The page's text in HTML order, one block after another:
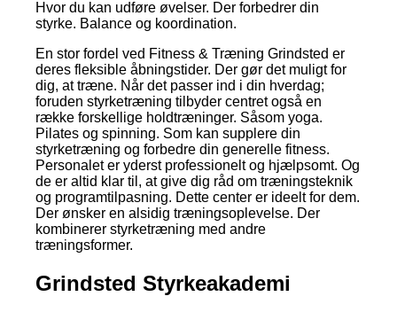
Hvor du kan udføre øvelser. Der forbedrer din
styrke. Balance og koordination.
En stor fordel ved Fitness & Træning Grindsted er
deres fleksible åbningstider. Der gør det muligt for
dig, at træne. Når det passer ind i din hverdag;
foruden styrketræning tilbyder centret også en
række forskellige holdtræninger. Såsom yoga.
Pilates og spinning. Som kan supplere din
styrketræning og forbedre din generelle fitness.
Personalet er yderst professionelt og hjælpsomt. Og
de er altid klar til, at give dig råd om træningsteknik
og programtilpasning. Dette center er ideelt for dem.
Der ønsker en alsidig træningsoplevelse. Der
kombinerer styrketræning med andre
træningsformer.
Grindsted Styrkeakademi